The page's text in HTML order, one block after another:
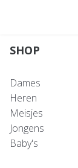
SHOP
Dames
Heren
Meisjes
Jongens
Baby's